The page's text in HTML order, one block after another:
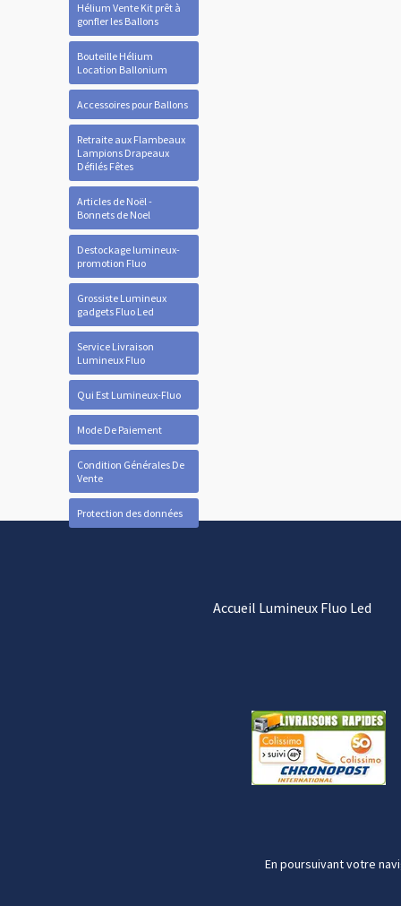
Hélium Vente Kit prêt à
gonfler les Ballons
Bouteille Hélium
Location Ballonium
Accessoires pour Ballons
Retraite aux Flambeaux
Lampions Drapeaux
Défilés Fêtes
Articles de Noël -
Bonnets de Noel
Destockage lumineux-
promotion Fluo
Grossiste Lumineux
gadgets Fluo Led
Service Livraison
Lumineux Fluo
Qui Est Lumineux-Fluo
Mode De Paiement
Condition Générales De
Vente
Protection des données
Accueil Lumineux Fluo Led
En poursuivant votre